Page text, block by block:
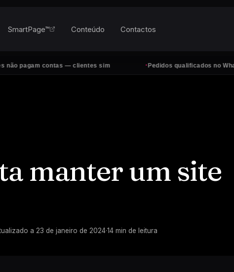
contas — clientes sim · Pedidos qualificados no WhatsApp,
SmartPage™ Conteúdo Contactos
manter um site
a 23 de janeiro de 2024·14 min de leitura